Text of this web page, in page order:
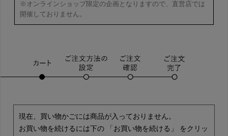
※オンラインショップ限定の企画となりますので、直営店では
開催しておりません。
現在、買い物かごには商品が入っておりません。
お買い物を続けるには下の 「お買い物を続ける」 をクリッ